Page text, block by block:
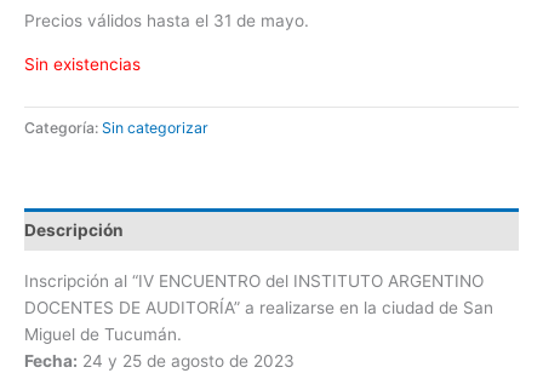
Precios válidos hasta el 31 de mayo.
Sin existencias
Categoría: Sin categorizar
Descripción
Inscripción al “IV ENCUENTRO del INSTITUTO ARGENTINO
DOCENTES DE AUDITORÍA” a realizarse en la ciudad de San
Miguel de Tucumán.
Fecha: 24 y 25 de agosto de 2023